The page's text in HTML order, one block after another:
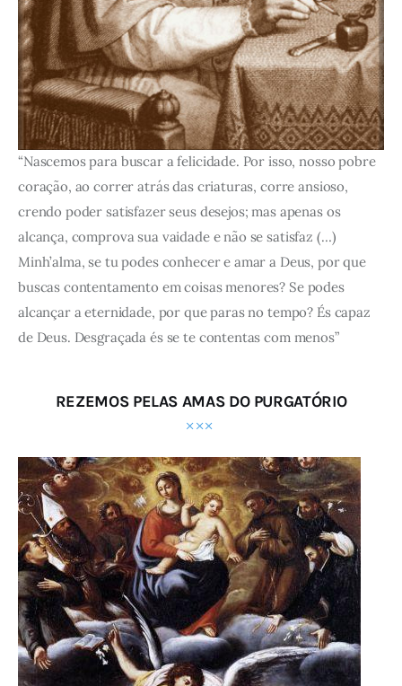
“Nascemos para buscar a felicidade. Por isso, nosso pobre
coração, ao correr atrás das criaturas, corre ansioso,
crendo poder satisfazer seus desejos; mas apenas os
alcança, comprova sua vaidade e não se satisfaz (…)
Minh’alma, se tu podes conhecer e amar a Deus, por que
buscas contentamento em coisas menores? Se podes
alcançar a eternidade, por que paras no tempo? És capaz
de Deus. Desgraçada és se te contentas com menos”
REZEMOS PELAS AMAS DO PURGATÓRIO